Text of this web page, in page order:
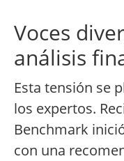
Voces
análisis
Esta tensión se
los expertos.
Benchmark
con una